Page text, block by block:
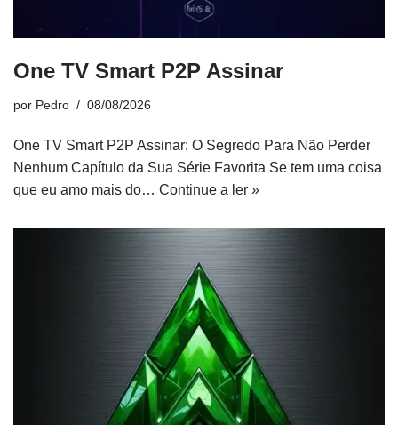
One TV Smart P2P Assinar
por Pedro 08/08/2026
One TV Smart P2P Assinar: O Segredo Para Não Perder
Nenhum Capítulo da Sua Série Favorita Se tem uma coisa
que eu amo mais do… Continue a ler »